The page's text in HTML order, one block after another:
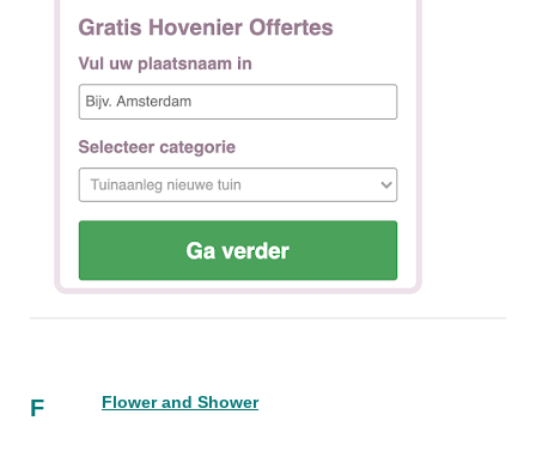
F Flower and Shower